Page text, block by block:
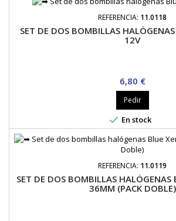
REFERENCIA: 11.0118
SET DE DOS BOMBILLAS
12V
Precio
6,80 €
Pedir
 En stock
REFERENCIA: 11.0119
SET DE DOS BOMBILLAS HALÓGENAS
36MM (PACK DOBLE)